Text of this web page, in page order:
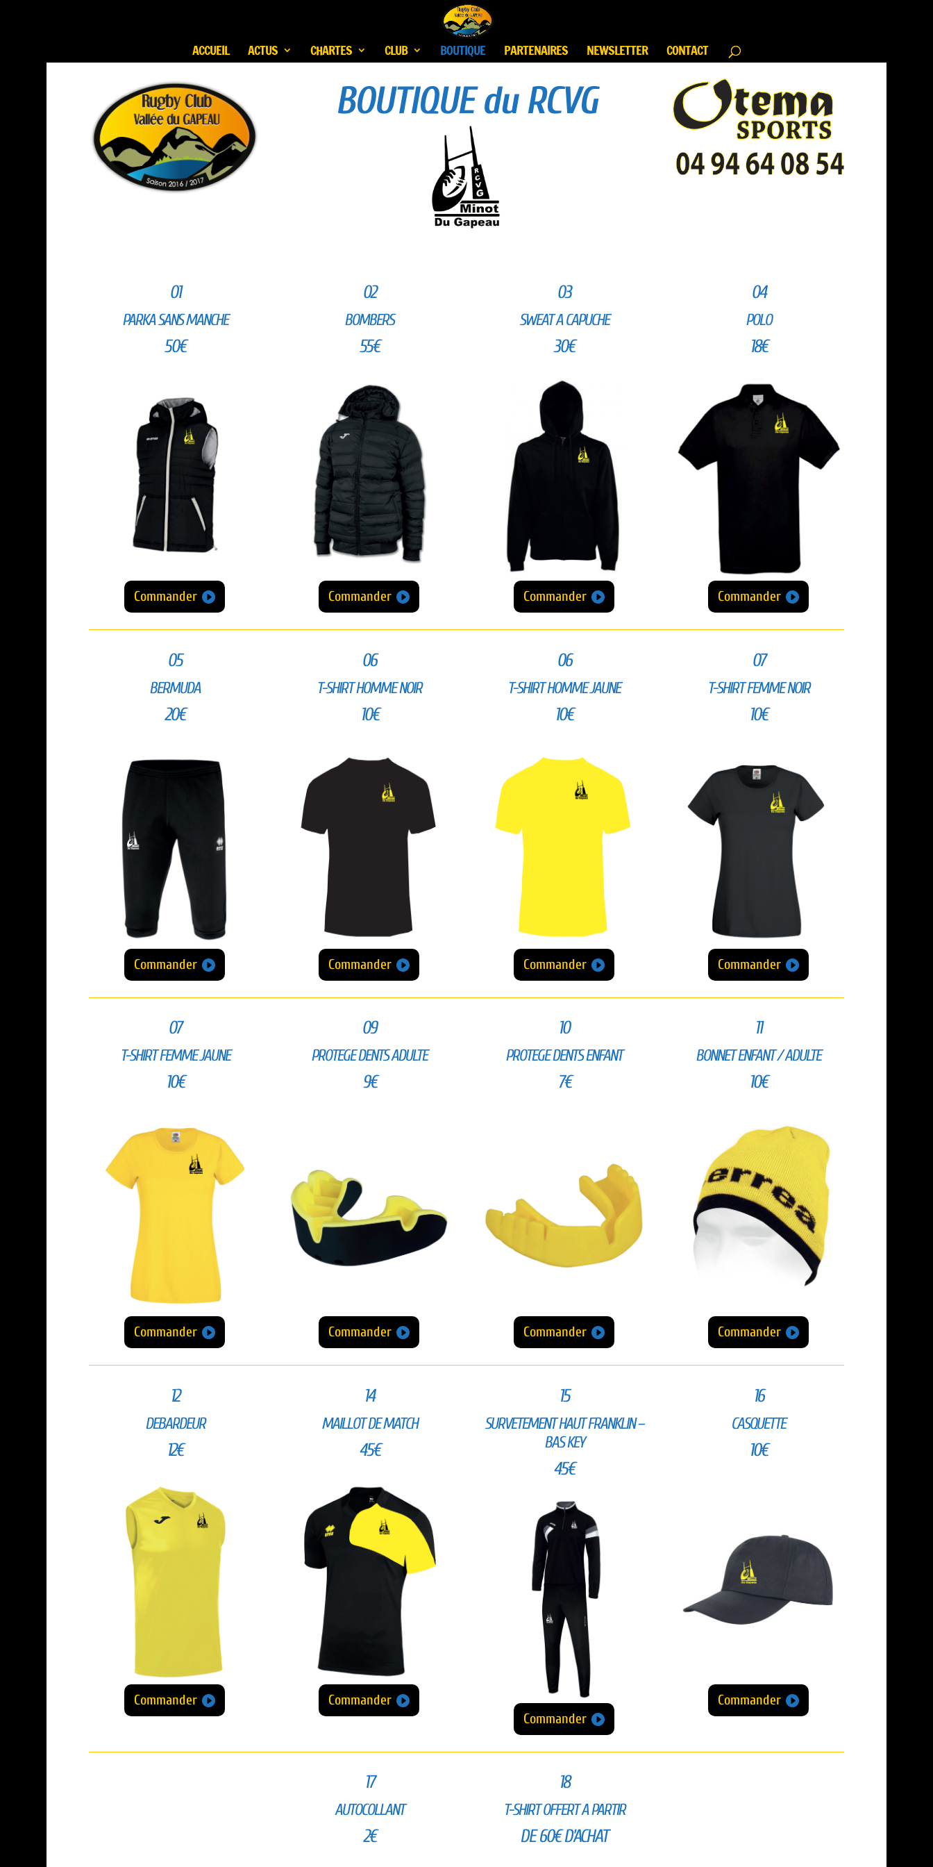
ACCUEIL ACTUS CHARTES CLUB BOUTIQUE PARTENAIRES NEWSLETTER CONTACT
BOUTIQUE du RCVG
01
PARKA SANS MANCHE
50€
Commander
02
BOMBERS
55€
Commander
03
SWEAT A CAPUCHE
30€
Commander
04
POLO
18€
Commander
05
BERMUDA
20€
Commander
06
T-SHIRT HOMME NOIR
10€
Commander
06
T-SHIRT HOMME JAUNE
10€
Commander
07
T-SHIRT FEMME NOIR
10€
Commander
07
T-SHIRT FEMME JAUNE
10€
Commander
09
PROTEGE DENTS ADULTE
9€
Commander
10
PROTEGE DENTS ENFANT
7€
Commander
11
BONNET ENFANT / ADULTE
10€
Commander
12
DEBARDEUR
12€
Commander
14
MAILLOT DE MATCH
45€
Commander
15
SURVETEMENT HAUT FRANKLIN –
BAS KEY
45€
Commander
16
CASQUETTE
10€
Commander
17
AUTOCOLLANT
2€
18
T-SHIRT OFFERT A PARTIR
DE 60€ D’ACHAT